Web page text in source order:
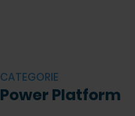
CATEGORIE
Power Platform